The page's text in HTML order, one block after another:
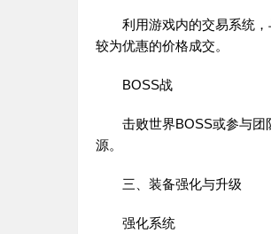
利用游戏内的交易系统，
较为优惠的价格成交。
BOSS战
击败世界BOSS或参与团队
源。
三、装备强化与升级
强化系统